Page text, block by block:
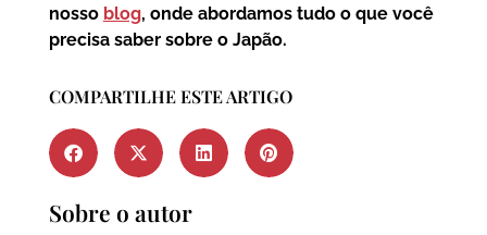
nosso blog, onde abordamos tudo o que você
precisa saber sobre o Japão.
COMPARTILHE ESTE ARTIGO
Sobre o autor